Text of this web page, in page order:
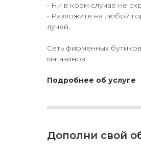
• Ни в коем случае не
• Разложите на любой
лучей.
Сеть фирменных
магазинов.
Подробнее об услуге
Дополни свой